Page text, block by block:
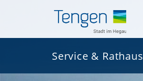
Service & Rathaus